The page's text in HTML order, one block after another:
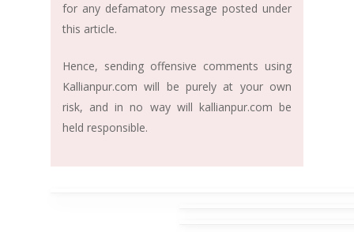
for any defamatory message posted under
this article.
Hence, sending offensive comments using
Kallianpur.com will be purely at your own
risk, and in no way will kallianpur.com be
held responsible.